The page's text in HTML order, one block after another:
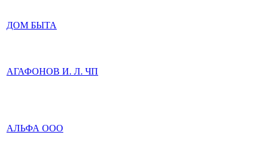
ДОМ БЫТА
АГАФОНОВ И. Л. ЧП
АЛЬФА ООО